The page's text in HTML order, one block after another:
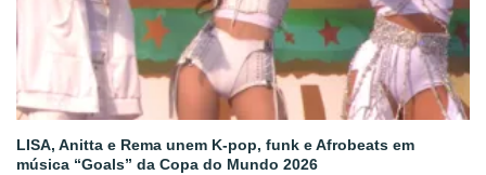
LISA, Anitta e Rema unem K-pop, funk e Afrobeats em
música “Goals” da Copa do Mundo 2026